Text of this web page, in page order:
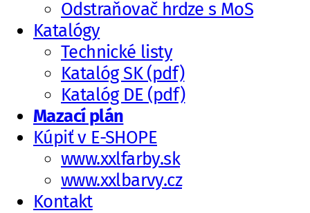
Odstraňovač hrdze s MoS
Katalógy
Technické listy
Katalóg SK (pdf)
Katalóg DE (pdf)
Mazací plán
Kúpiť v E-SHOPE
www.xxlfarby.sk
www.xxlbarvy.cz
Kontakt